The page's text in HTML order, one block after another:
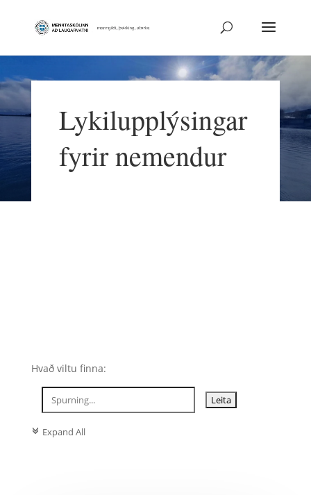
Lykilupplýsingar
fyrir nemendur
Hvað viltu finna:
c Expand All